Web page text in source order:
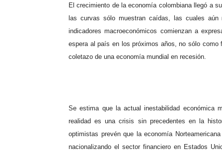
El crecimiento de la economía colombiana llegó a
las curvas sólo muestran caídas, las cuales
indicadores macroeconómicos comienzan a
espera al país en los próximos años, no sólo
coletazo de una economía mundial en recesión.
Se estima que la actual inestabilidad económica
realidad es una crisis sin precedentes en la
optimistas prevén que la economía
nacionalizando el sector financiero en Estados